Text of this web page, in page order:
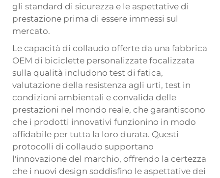
gli standard di sicurezza e le aspettative di
prestazione prima di essere immessi sul
mercato.
Le capacità di collaudo offerte da una fabbrica
OEM di biciclette personalizzate focalizzata
sulla qualità includono test di fatica,
valutazione della resistenza agli urti, test in
condizioni ambientali e convalida delle
prestazioni nel mondo reale, che garantiscono
che i prodotti innovativi funzionino in modo
affidabile per tutta la loro durata. Questi
protocolli di collaudo supportano
l'innovazione del marchio, offrendo la certezza
che i nuovi design soddisfino le aspettative dei